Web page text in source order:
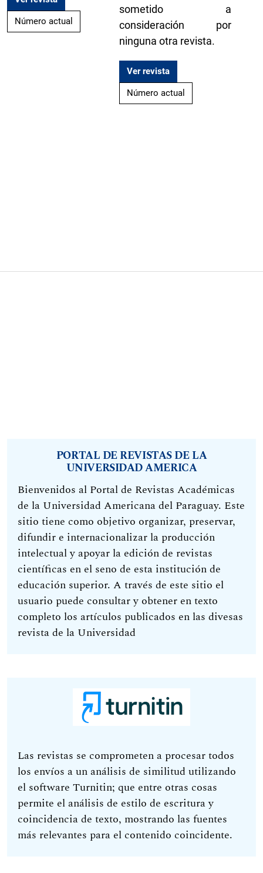
Número actual
sometido a
consideración por
ninguna otra revista.
Ver revista
Número actual
PORTAL DE REVISTAS DE LA
UNIVERSIDAD AMERICA
Bienvenidos al Portal de Revistas Académicas
de la Universidad Americana del Paraguay. Este
sitio tiene como objetivo organizar, preservar,
difundir e internacionalizar la producción
intelectual y apoyar la edición de revistas
científicas en el seno de esta institución de
educación superior. A través de este sitio el
usuario puede consultar y obtener en texto
completo los artículos publicados en las divesas
revista de la Universidad
Las revistas se comprometen a procesar todos
los envíos a un análisis de similitud utilizando
el software Turnitin; que entre otras cosas
permite el análisis de estilo de escritura y
coincidencia de texto, mostrando las fuentes
más relevantes para el contenido coincidente.